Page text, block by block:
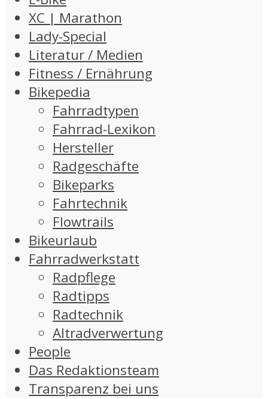
XC | Marathon
Lady-Special
Literatur / Medien
Fitness / Ernährung
Bikepedia
Fahrradtypen
Fahrrad-Lexikon
Hersteller
Radgeschäfte
Bikeparks
Fahrtechnik
Flowtrails
Bikeurlaub
Fahrradwerkstatt
Radpflege
Radtipps
Radtechnik
Altradverwertung
People
Das Redaktionsteam
Transparenz bei uns